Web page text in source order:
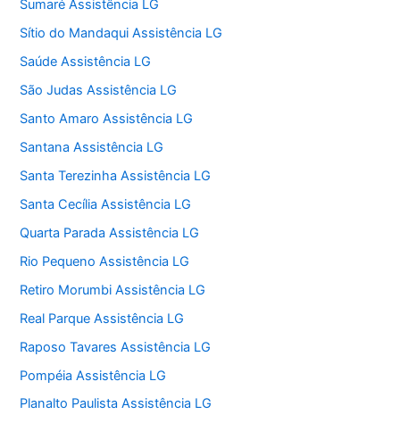
Sumaré Assistência LG
Sítio do Mandaqui Assistência LG
Saúde Assistência LG
São Judas Assistência LG
Santo Amaro Assistência LG
Santana Assistência LG
Santa Terezinha Assistência LG
Santa Cecília Assistência LG
Quarta Parada Assistência LG
Rio Pequeno Assistência LG
Retiro Morumbi Assistência LG
Real Parque Assistência LG
Raposo Tavares Assistência LG
Pompéia Assistência LG
Planalto Paulista Assistência LG